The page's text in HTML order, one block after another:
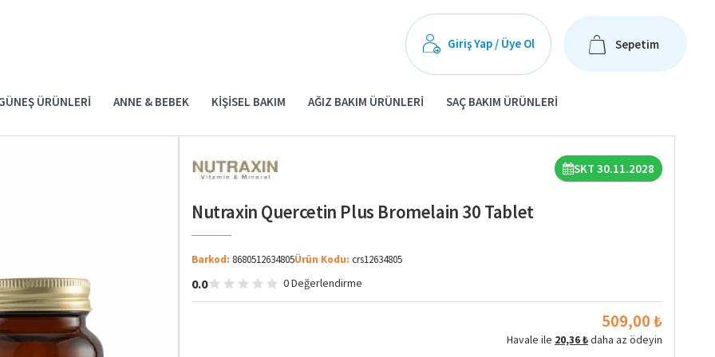
Giriş Yap / Üye Ol Sepetim
ÜRÜNLERI ANNE & BEBEK KIŞISEL BAKIM AĞIZ BAKIM ÜRÜNLERI SAÇ BAKIM ÜRÜNLERI
SKT 30.11.2028
Nutraxin Quercetin Plus Bromelain 30 Tablet
Barkod: 8680512634805Ürün Kodu: crs12634805
0.0 0 Değerlendirme
509,00 ₺
Havale ile 20,36 ₺ daha az ödeyin